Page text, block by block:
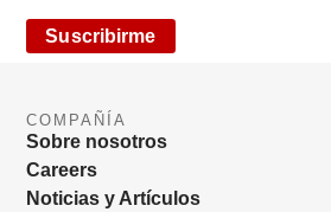
Suscribirme
COMPAÑÍA
Sobre nosotros
Careers
Noticias y Artículos